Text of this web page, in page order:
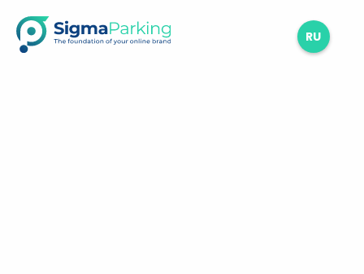
RU